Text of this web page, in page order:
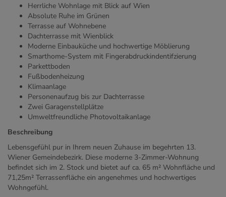
Herrliche Wohnlage mit Blick auf Wien
Absolute Ruhe im Grünen
Terrasse auf Wohnebene
Dachterrasse mit Wienblick
Moderne Einbauküche und hochwertige Möblierung
Smarthome-System mit Fingerabdruckindentifzierung
Parkettboden
Fußbodenheizung
Klimaanlage
Personenaufzug bis zur Dachterrasse
Zwei Garagenstellplätze
Umweltfreundliche Photovoltaikanlage
Beschreibung
Lebensgefühl pur in Ihrem neuen Zuhause im begehrten 13.
Wiener Gemeindebezirk. Diese moderne 3-Zimmer-Wohnung
befindet sich im 2. Stock und bietet auf ca. 65 m² Wohnfläche und
71,25m² Terrassenfläche ein angenehmes und hochwertiges
Wohngefühl.